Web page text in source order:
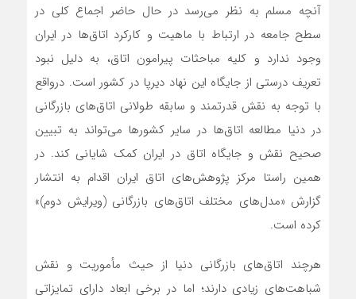
آنچه مسلم به نظر می‌رسد در حال حاضر اجماع کلی در
سطح جامعه در ارتباط با ماهیت و کارکرد اتاق‌ها در ایران
وجود ندارد و کلیه مباحثات پیرامون اتاق، به دلیل نبود
تعریف درستی از جایگاه این نهاد دیرپا در کشور است. درواقع
با توجه به نقش قدرتمند و سابقه طولانی اتاق‌های بازرگانی
در دنیا مطالعه اتاق‌ها در سایر کشورها می‌تواند به تبیین
صحیح نقش و جایگاه اتاق در ایران کمک شایانی کند. در
همین راستا مرکز پژوهش‌های اتاق ایران اقدام به انتشار
گزارش «مدل‌های مختلف اتاق‌های بازرگانی (ویرایش دوم)»
کرده است.
هرچند اتاق‌های بازرگانی دنیا از حیث مأموریت و نقش
شباهت‌های زیادی دارند؛ اما در برخی ابعاد دارای تمایزاتی